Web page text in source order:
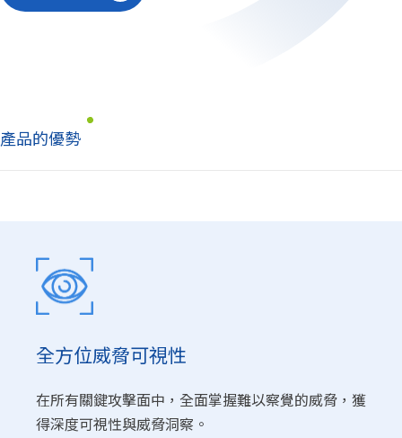
產品的優勢
全方位威脅可視性
在所有關鍵攻擊面中，全面掌握難以察覺的威脅，獲
得深度可視性與威脅洞察。